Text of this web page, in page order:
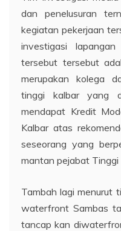
dan penelusuran
kegiatan pekerjaan
investigasi
tersebut tersebut
merupakan kolega
tinggi kalbar yang
mendapat Kredit
Kalbar atas
seseorang yang
mantan pejabat Tinggi
Tambah lagi menurut
waterfront Sambas
tancap kan